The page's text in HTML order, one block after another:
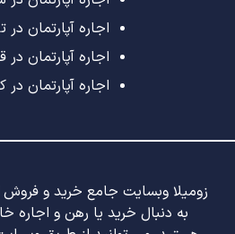
اجاره آپارتمان در
اجاره آپارتمان در
اجاره آپارتمان
زومیلا وبسایت جامع خرید و فروش
به دنبال خرید یا رهن و اجاره